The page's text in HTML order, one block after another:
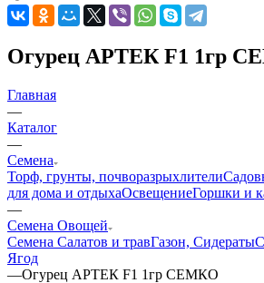
Огурец АРТЕК F1 1гр
Главная
—
Каталог
—
Семена
Торф, грунты, почворазрыхлители
для дома и отдыхаОсвещениеГоршки и
—
Семена Овощей
Семена Салатов и травГазон, Сидераты
Ягод
—Огурец АРТЕК F1 1гр СЕМКО